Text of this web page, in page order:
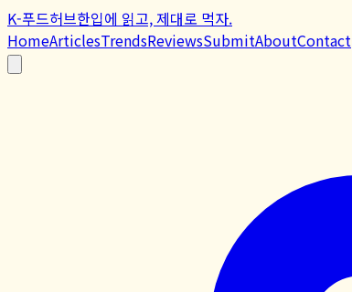
K-푸드허브한입에 읽고, 제대로 먹자.
HomeArticlesTrendsReviewsSubmitAboutContact